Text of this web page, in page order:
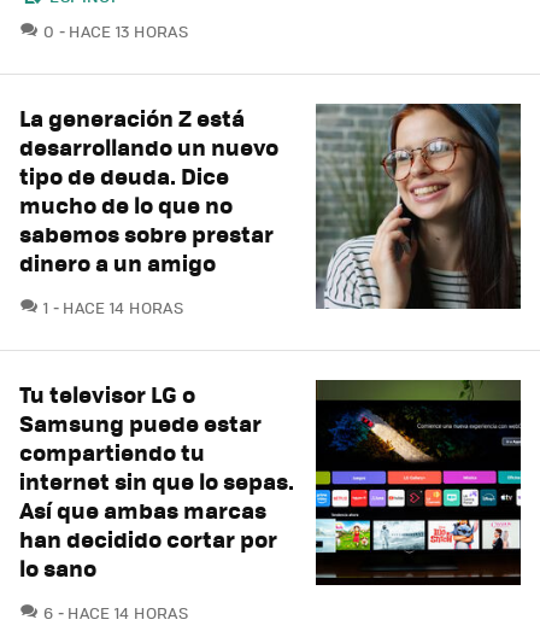
0 COMENTARIOS
HACE 13 HORAS
La generación Z está
desarrollando un nuevo
tipo de deuda. Dice
mucho de lo que no
sabemos sobre prestar
dinero a un amigo
1 COMENTARIOS
HACE 14 HORAS
Tu televisor LG o
Samsung puede estar
compartiendo tu
internet sin que lo sepas.
Así que ambas marcas
han decidido cortar por
lo sano
6 COMENTARIOS
HACE 14 HORAS